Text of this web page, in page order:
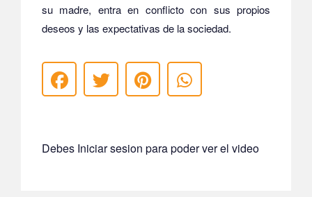
su madre, entra en conflicto con sus propios
deseos y las expectativas de la sociedad.
Debes Iniciar sesion para poder ver el video